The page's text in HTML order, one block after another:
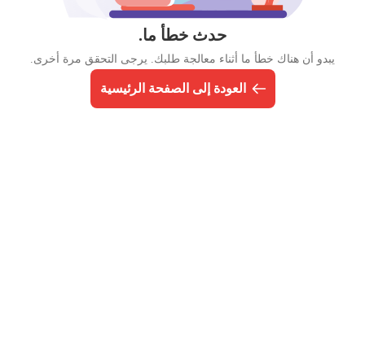
حدث خطأ ما.
يبدو أن هناك خطأ ما أثناء معالجة طلبك. يرجى التحقق مرة أخرى.
العودة إلى الصفحة الرئيسية